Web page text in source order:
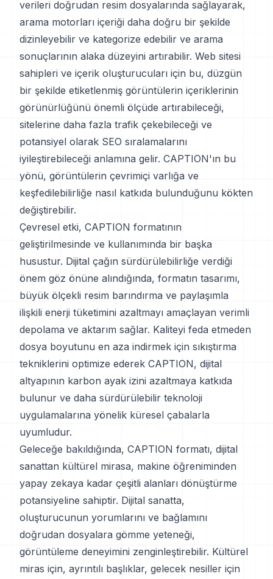
verileri doğrudan resim dosyalarında sağlayarak,
arama motorları içeriği daha doğru bir şekilde
dizinleyebilir ve kategorize edebilir ve arama
sonuçlarının alaka düzeyini artırabilir. Web sitesi
sahipleri ve içerik oluşturucuları için bu, düzgün
bir şekilde etiketlenmiş görüntülerin içeriklerinin
görünürlüğünü önemli ölçüde artırabileceği,
sitelerine daha fazla trafik çekebileceği ve
potansiyel olarak SEO sıralamalarını
iyileştirebileceği anlamına gelir. CAPTION'ın bu
yönü, görüntülerin çevrimiçi varlığa ve
keşfedilebilirliğe nasıl katkıda bulunduğunu kökten
değiştirebilir.
Çevresel etki, CAPTION formatının
geliştirilmesinde ve kullanımında bir başka
husustur. Dijital çağın sürdürülebilirliğe verdiği
önem göz önüne alındığında, formatın tasarımı,
büyük ölçekli resim barındırma ve paylaşımla
ilişkili enerji tüketimini azaltmayı amaçlayan verimli
depolama ve aktarım sağlar. Kaliteyi feda etmeden
dosya boyutunu en aza indirmek için sıkıştırma
tekniklerini optimize ederek CAPTION, dijital
altyapının karbon ayak izini azaltmaya katkıda
bulunur ve daha sürdürülebilir teknoloji
uygulamalarına yönelik küresel çabalarla
uyumludur.
Geleceğe bakıldığında, CAPTION formatı, dijital
sanattan kültürel mirasa, makine öğreniminden
yapay zekaya kadar çeşitli alanları dönüştürme
potansiyeline sahiptir. Dijital sanatta,
oluşturucunun yorumlarını ve bağlamını
doğrudan dosyalara gömme yeteneği,
görüntüleme deneyimini zenginleştirebilir. Kültürel
miras için, ayrıntılı başlıklar, gelecek nesiller için